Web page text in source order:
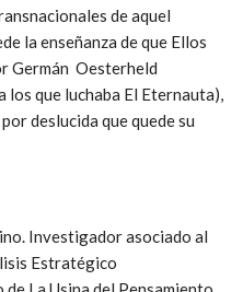
de aquel
la enseñanza de que Ellos
Germán Oesterheld
que luchaba El Eternauta),
deslucida que quede su
Investigador asociado al
Estratégico